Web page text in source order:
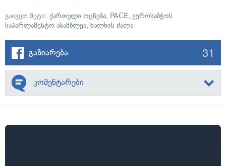
გაიგეთ მეტი: ქართული ოცნება, PACE, ევროსაბჭოს
საპარლამენტო ასამბლეა, ხალხის ძალა
გაზიარება 31
კომენტარები